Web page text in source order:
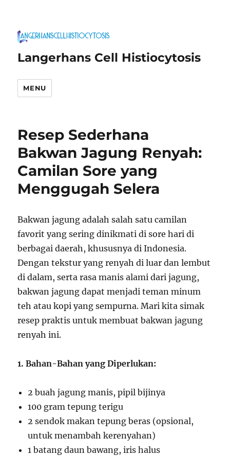
Langerhans Cell Histiocytosis
MENU
Resep Sederhana
Bakwan Jagung Renyah:
Camilan Sore yang
Menggugah Selera
Bakwan jagung adalah salah satu camilan
favorit yang sering dinikmati di sore hari di
berbagai daerah, khususnya di Indonesia.
Dengan tekstur yang renyah di luar dan lembut
di dalam, serta rasa manis alami dari jagung,
bakwan jagung dapat menjadi teman minum
teh atau kopi yang sempurna. Mari kita simak
resep praktis untuk membuat bakwan jagung
renyah ini.
1. Bahan-Bahan yang Diperlukan:
2 buah jagung manis, pipil bijinya
100 gram tepung terigu
2 sendok makan tepung beras (opsional,
untuk menambah kerenyahan)
1 batang daun bawang, iris halus